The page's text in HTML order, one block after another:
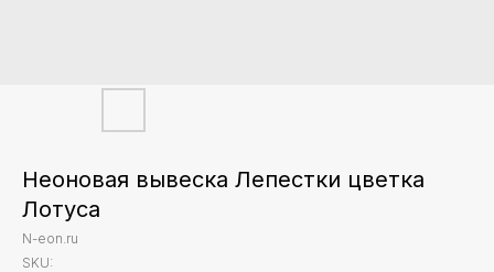
Неоновая вывеска Лепестки цветка
Лотуса
N-eon.ru
SKU: